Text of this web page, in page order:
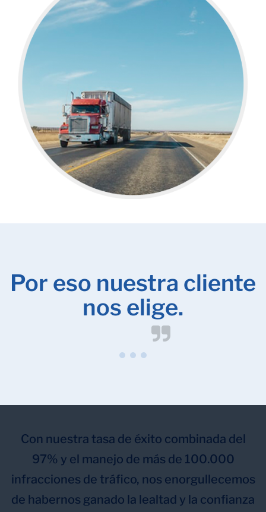
Por eso nuestra cliente
nos elige.
Con nuestra tasa de éxito combinada del
97% y el manejo de más de 100.000
infracciones de tráfico, nos enorgullecemos
de habernos ganado la lealtad y la confianza